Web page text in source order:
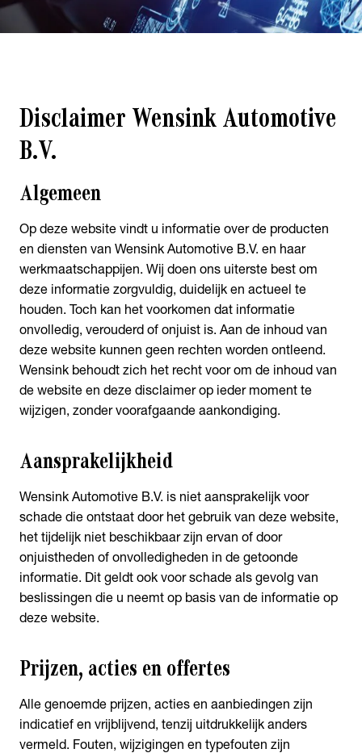
Disclaimer Wensink Automotive
B.V.
Algemeen
Op deze website vindt u informatie over de producten
en diensten van Wensink Automotive B.V. en haar
werkmaatschappijen. Wij doen ons uiterste best om
deze informatie zorgvuldig, duidelijk en actueel te
houden. Toch kan het voorkomen dat informatie
onvolledig, verouderd of onjuist is. Aan de inhoud van
deze website kunnen geen rechten worden ontleend.
Wensink behoudt zich het recht voor om de inhoud van
de website en deze disclaimer op ieder moment te
wijzigen, zonder voorafgaande aankondiging.
Aansprakelijkheid
Wensink Automotive B.V. is niet aansprakelijk voor
schade die ontstaat door het gebruik van deze website,
het tijdelijk niet beschikbaar zijn ervan of door
onjuistheden of onvolledigheden in de getoonde
informatie. Dit geldt ook voor schade als gevolg van
beslissingen die u neemt op basis van de informatie op
deze website.
Prijzen, acties en offertes
Alle genoemde prijzen, acties en aanbiedingen zijn
indicatief en vrijblijvend, tenzij uitdrukkelijk anders
vermeld. Fouten, wijzigingen en typefouten zijn